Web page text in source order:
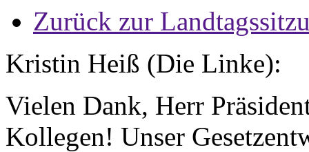
Zurück zur
Kristin Heiß (Die Linke):
Vielen Dank, Herr
Kollegen! Unser